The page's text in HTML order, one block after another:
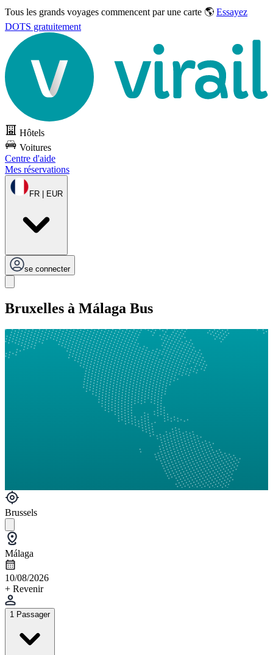
Tous les grands voyages commencent par une carte 🌎 Essayez
DOTS gratuitement
Hôtels
Voitures
Centre d'aide
Mes réservations
FR | EUR
se connecter
Bruxelles à Málaga Bus
Brussels
Málaga
10/08/2026
+ Revenir
1 Passager